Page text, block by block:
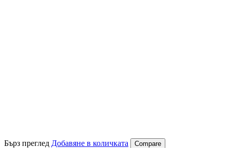
Бърз преглед Добавяне в количката Compare